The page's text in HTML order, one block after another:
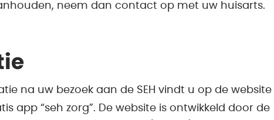
neem dan contact op met uw huisarts.
na uw bezoek aan de SEH vindt u op de website
app “seh zorg”. De website is ontwikkeld door de